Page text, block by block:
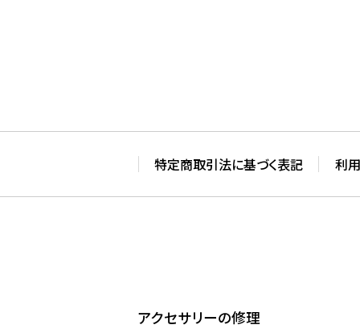
特定商取引法に基づく表記 利
アクセサリーの修理